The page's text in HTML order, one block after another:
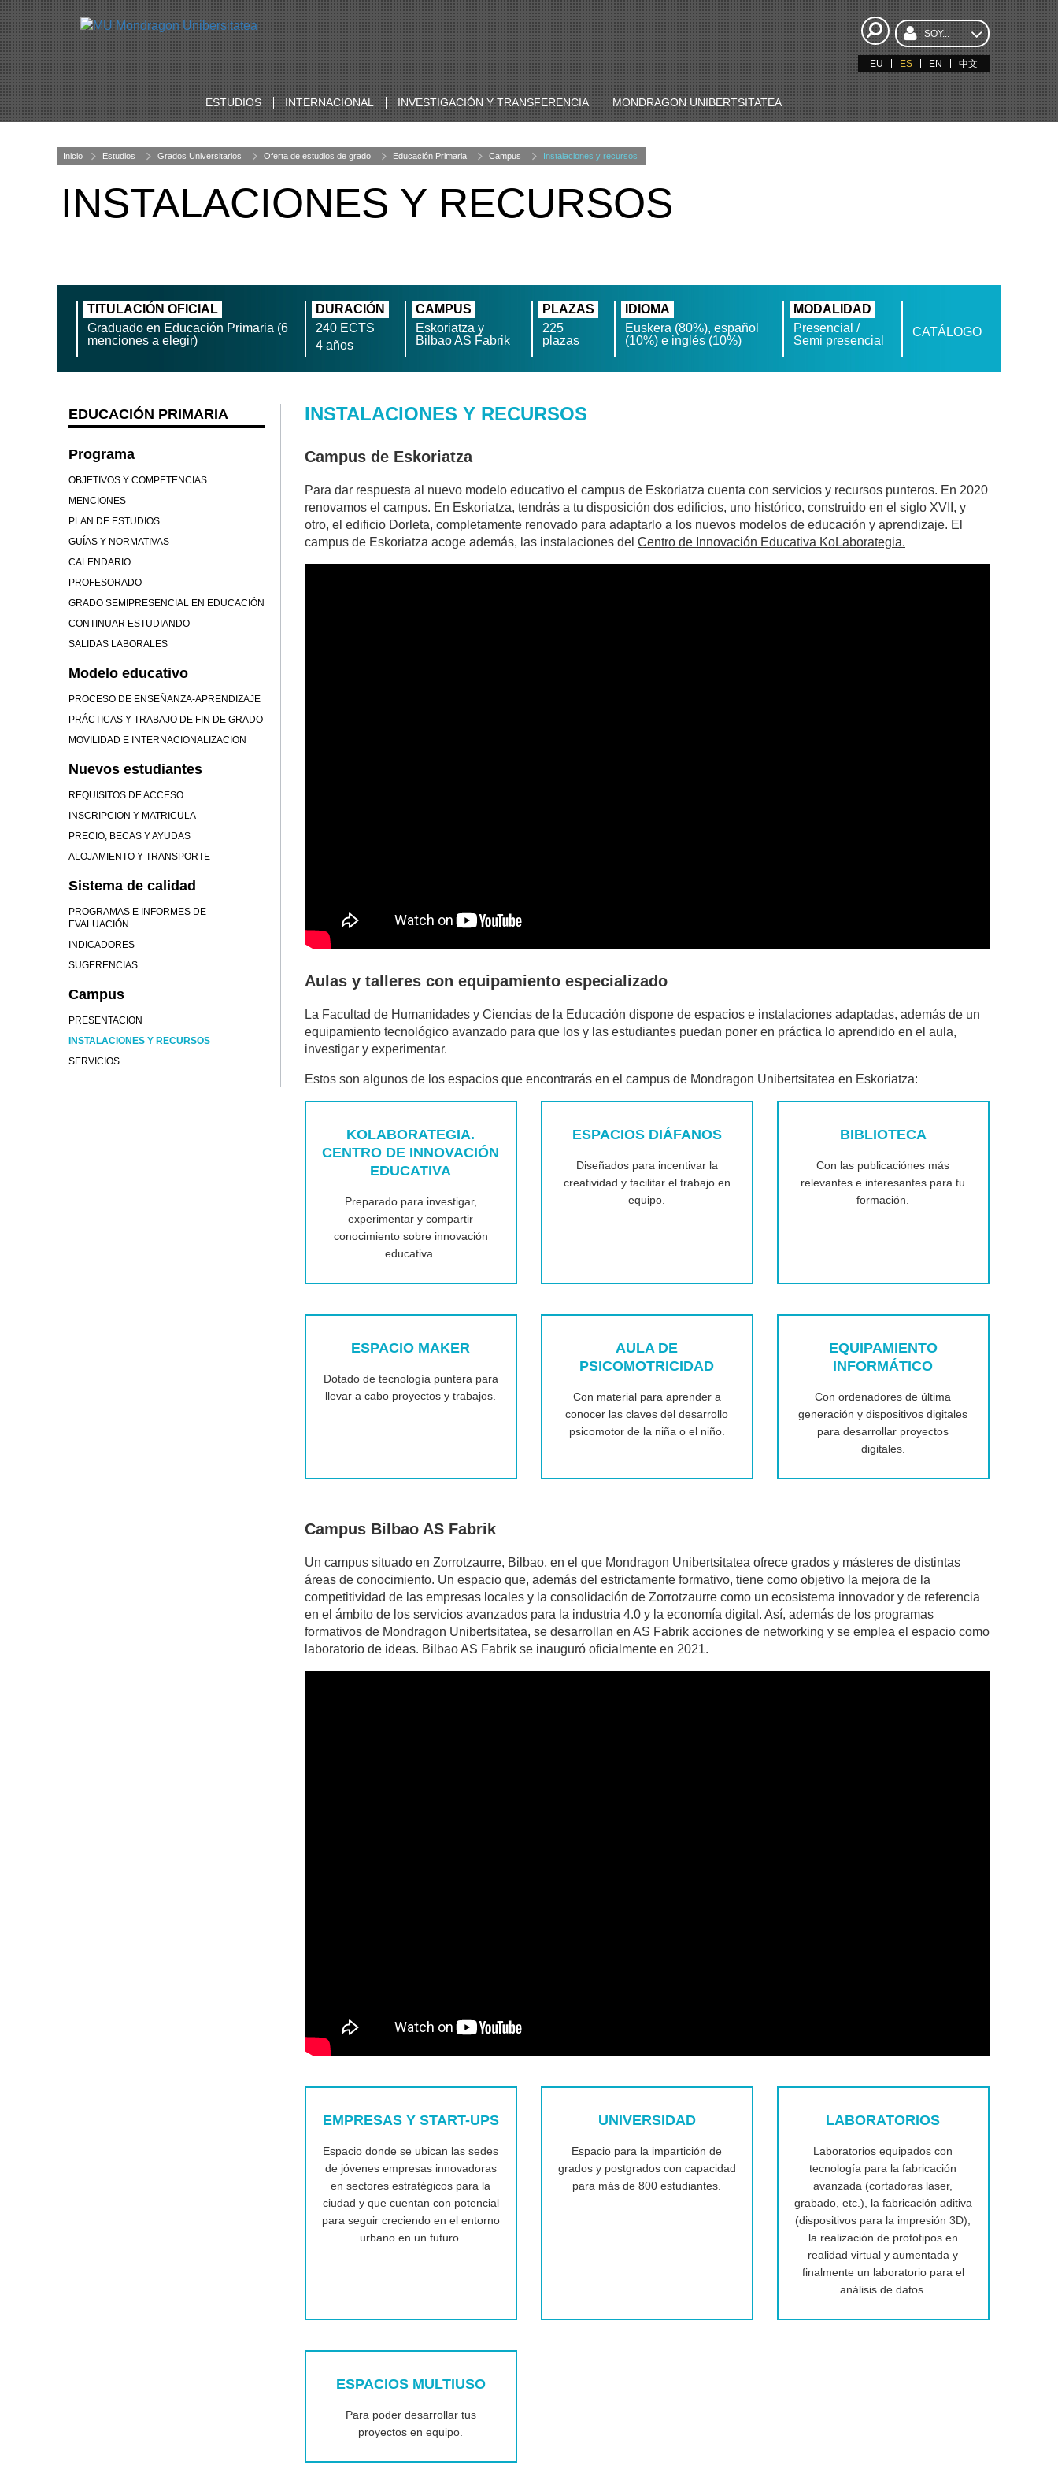
SOY...
EU ES EN 中文
ESTUDIOS INTERNACIONAL INVESTIGACIÓN Y TRANSFERENCIA MONDRAGON UNIBERTSITATEA
Inicio Estudios Grados Universitarios Oferta de estudios de grado Educación Primaria Campus Instalaciones y recursos
INSTALACIONES Y RECURSOS
TITULACIÓN OFICIAL
Graduado en Educación Primaria (6
menciones a elegir)
DURACIÓN
240 ECTS
4 años
CAMPUS
Eskoriatza y
Bilbao AS Fabrik
PLAZAS
225
plazas
IDIOMA
Euskera (80%), español
(10%) e inglés (10%)
MODALIDAD
Presencial /
Semi presencial
CATÁLOGO
INSTALACIONES Y RECURSOS
Campus de Eskoriatza
Para dar respuesta al nuevo modelo educativo el campus de Eskoriatza cuenta con servicios y recursos punteros. En 2020
renovamos el campus. En Eskoriatza, tendrás a tu disposición dos edificios, uno histórico, construido en el siglo XVII, y
otro, el edificio Dorleta, completamente renovado para adaptarlo a los nuevos modelos de educación y aprendizaje. El
campus de Eskoriatza acoge además, las instalaciones del Centro de Innovación Educativa KoLaborategia.
Aulas y talleres con equipamiento especializado
La Facultad de Humanidades y Ciencias de la Educación dispone de espacios e instalaciones adaptadas, además de un
equipamiento tecnológico avanzado para que los y las estudiantes puedan poner en práctica lo aprendido en el aula,
investigar y experimentar.
Estos son algunos de los espacios que encontrarás en el campus de Mondragon Unibertsitatea en Eskoriatza:
KOLABORATEGIA.
CENTRO DE INNOVACIÓN
EDUCATIVA
Preparado para investigar,
experimentar y compartir
conocimiento sobre innovación
educativa.
ESPACIOS DIÁFANOS
Diseñados para incentivar la
creatividad y facilitar el trabajo en
equipo.
BIBLIOTECA
Con las publicaciónes más
relevantes e interesantes para tu
formación.
ESPACIO MAKER
Dotado de tecnología puntera para
llevar a cabo proyectos y trabajos.
AULA DE
PSICOMOTRICIDAD
Con material para aprender a
conocer las claves del desarrollo
psicomotor de la niña o el niño.
EQUIPAMIENTO
INFORMÁTICO
Con ordenadores de última
generación y dispositivos digitales
para desarrollar proyectos
digitales.
Campus Bilbao AS Fabrik
Un campus situado en Zorrotzaurre, Bilbao, en el que Mondragon Unibertsitatea ofrece grados y másteres de distintas
áreas de conocimiento. Un espacio que, además del estrictamente formativo, tiene como objetivo la mejora de la
competitividad de las empresas locales y la consolidación de Zorrotzaurre como un ecosistema innovador y de referencia
en el ámbito de los servicios avanzados para la industria 4.0 y la economía digital. Así, además de los programas
formativos de Mondragon Unibertsitatea, se desarrollan en AS Fabrik acciones de networking y se emplea el espacio como
laboratorio de ideas. Bilbao AS Fabrik se inauguró oficialmente en 2021.
EMPRESAS Y START-UPS
Espacio donde se ubican las sedes
de jóvenes empresas innovadoras
en sectores estratégicos para la
ciudad y que cuentan con potencial
para seguir creciendo en el entorno
urbano en un futuro.
UNIVERSIDAD
Espacio para la impartición de
grados y postgrados con capacidad
para más de 800 estudiantes.
LABORATORIOS
Laboratorios equipados con
tecnología para la fabricación
avanzada (cortadoras laser,
grabado, etc.), la fabricación aditiva
(dispositivos para la impresión 3D),
la realización de prototipos en
realidad virtual y aumentada y
finalmente un laboratorio para el
análisis de datos.
ESPACIOS MULTIUSO
Para poder desarrollar tus
proyectos en equipo.
EDUCACIÓN PRIMARIA
Programa
OBJETIVOS Y COMPETENCIAS
MENCIONES
PLAN DE ESTUDIOS
GUÍAS Y NORMATIVAS
CALENDARIO
PROFESORADO
GRADO SEMIPRESENCIAL EN EDUCACIÓN
CONTINUAR ESTUDIANDO
SALIDAS LABORALES
Modelo educativo
PROCESO DE ENSEÑANZA-APRENDIZAJE
PRÁCTICAS Y TRABAJO DE FIN DE GRADO
MOVILIDAD E INTERNACIONALIZACION
Nuevos estudiantes
REQUISITOS DE ACCESO
INSCRIPCION Y MATRICULA
PRECIO, BECAS Y AYUDAS
ALOJAMIENTO Y TRANSPORTE
Sistema de calidad
PROGRAMAS E INFORMES DE
EVALUACIÓN
INDICADORES
SUGERENCIAS
Campus
PRESENTACION
INSTALACIONES Y RECURSOS
SERVICIOS